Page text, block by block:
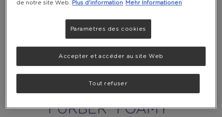
FURBER "FOAMY"
de notre site Web. Plus d'information Mehr Informationen
Paramètres des cookies
Tout refuser
Accepter et accéder au site Web